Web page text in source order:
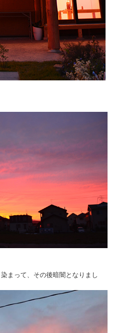
まって、その後暗闇となりまし